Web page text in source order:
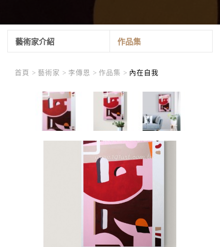
藝術家介紹 作品集
首頁 > 藝術家 > 李傳恩 > 作品集 > 內在自我